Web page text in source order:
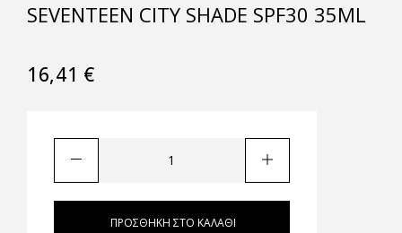
SEVENTEEN CITY SHADE SPF30 35ML
16,41 €
ΠΡΟΣΘΉΚΗ ΣΤΟ ΚΑΛΆΘΙ